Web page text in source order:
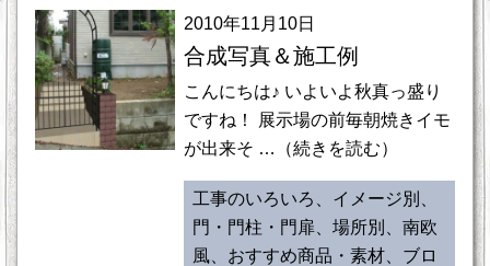
2010年11月10日
合成写真＆施工例
こんにちは♪ いよいよ秋真っ盛り
ですね！ 展示場の前毎朝焼きイモ
が出来そ …（続きを読む）
工事のいろいろ、イメージ別、
門・門柱・門扉、場所別、南欧
風、おすすめ商品・素材、ブロ